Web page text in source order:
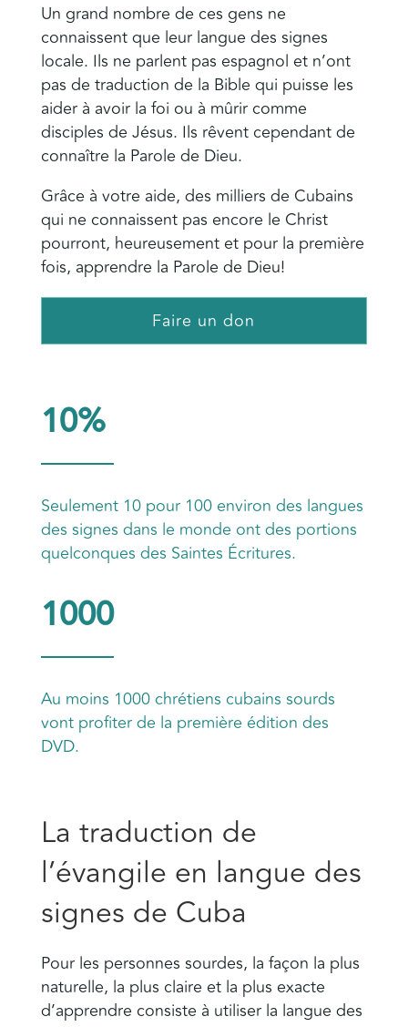
Un grand nombre de ces gens ne
connaissent que leur langue des signes
locale. Ils ne parlent pas espagnol et n’ont
pas de traduction de la Bible qui puisse les
aider à avoir la foi ou à mûrir comme
disciples de Jésus. Ils rêvent cependant de
connaître la Parole de Dieu.
Grâce à votre aide, des milliers de Cubains
qui ne connaissent pas encore le Christ
pourront, heureusement et pour la première
fois, apprendre la Parole de Dieu!
Faire un don
10%
Seulement 10 pour 100 environ des langues
des signes dans le monde ont des portions
quelconques des Saintes Écritures.
1000
Au moins 1000 chrétiens cubains sourds
vont profiter de la première édition des
DVD.
La traduction de
l’évangile en langue des
signes de Cuba
Pour les personnes sourdes, la façon la plus
naturelle, la plus claire et la plus exacte
d’apprendre consiste à utiliser la langue des